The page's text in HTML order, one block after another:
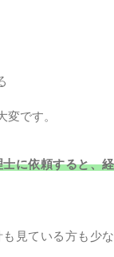
です。
に依頼すると、経
見ている方も少な